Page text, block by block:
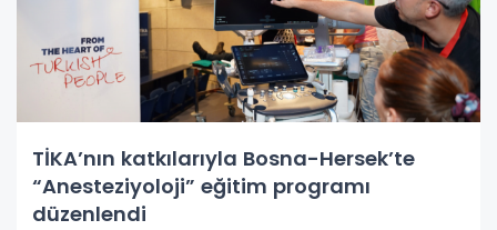
TİKA’nın katkılarıyla Bosna-Hersek’te
“Anesteziyoloji” eğitim programı
düzenlendi